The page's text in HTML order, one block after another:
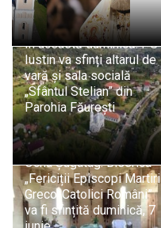
În această duminică: PS
Iustin va sfinți altarul de
vară și sala socială
„Sfântul Stelian” din
Parohia Făurești
Ocna Șugatag: Biserica
„Fericiții Episcopi Martiri
Greco-Catolici Români”
va fi sfințită duminică, 7